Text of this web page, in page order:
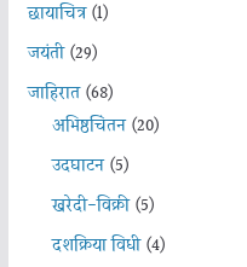
छायाचित्र(1)
जयंती(29)
जाहिरात(68)
अभिष्ठचिंतन(20)
उदघाटन(5)
खरेदी-विक्री(5)
दशक्रिया विधी(4)